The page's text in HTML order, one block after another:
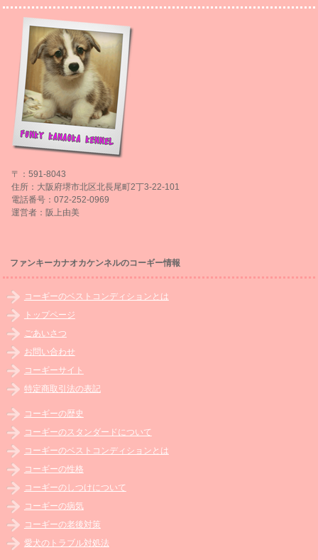
〒：591-8043
住所：大阪府堺市北区北長尾町2丁3-22-101
電話番号：072-252-0969
運営者：阪上由美
ファンキーカナオカケンネルのコーギー情報
コーギーのベストコンディションとは
トップページ
ごあいさつ
お問い合わせ
コーギーサイト
特定商取引法の表記
コーギーの歴史
コーギーのスタンダードについて
コーギーのベストコンディションとは
コーギーの性格
コーギーのしつけについて
コーギーの病気
コーギーの老後対策
愛犬のトラブル対処法